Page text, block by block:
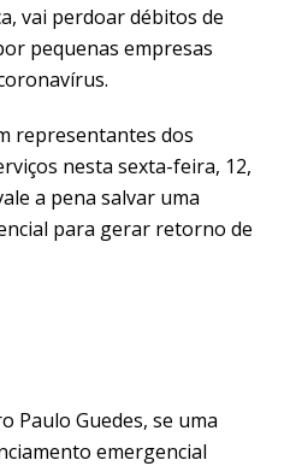
vai perdoar débitos de
pequenas empresas
representantes dos
nesta sexta-feira, 12,
a pena salvar uma
para gerar retorno de
Paulo Guedes, se uma
emergencial